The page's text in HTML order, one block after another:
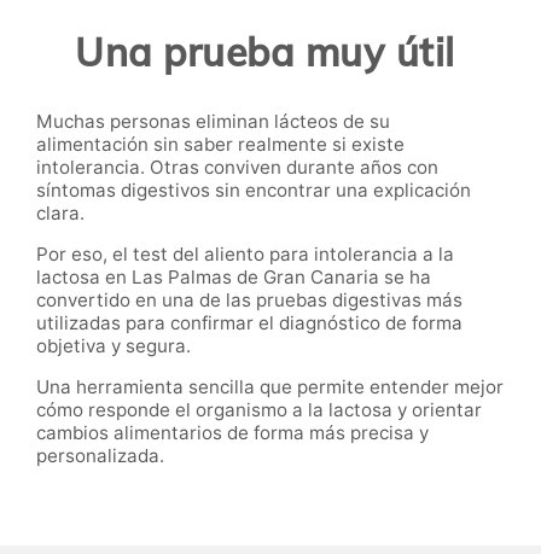
Una prueba muy útil
Muchas personas eliminan lácteos de su
alimentación sin saber realmente si existe
intolerancia. Otras conviven durante años con
síntomas digestivos sin encontrar una explicación
clara.
Por eso, el test del aliento para intolerancia a la
lactosa en Las Palmas de Gran Canaria se ha
convertido en una de las pruebas digestivas más
utilizadas para confirmar el diagnóstico de forma
objetiva y segura.
Una herramienta sencilla que permite entender mejor
cómo responde el organismo a la lactosa y orientar
cambios alimentarios de forma más precisa y
personalizada.